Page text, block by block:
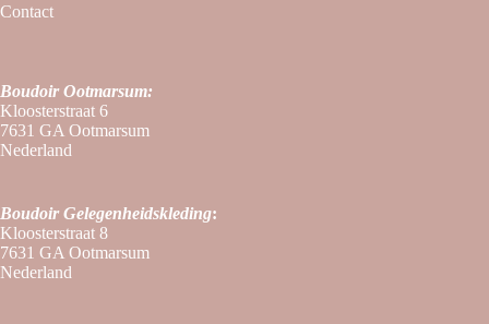
Contact
Boudoir Ootmarsum:
Kloosterstraat 6
7631 GA Ootmarsum
Nederland
Boudoir Gelegenheidskleding:
Kloosterstraat 8
7631 GA Ootmarsum
Nederland